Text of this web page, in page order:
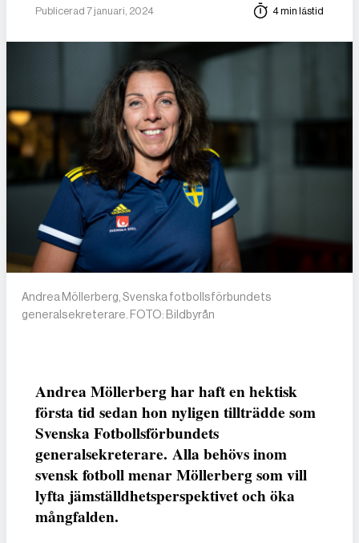
Publicerad 7 januari, 2024 4 min lästid
Andrea Möllerberg, Svenska fotbollsförbundets
generalsekreterare. FOTO: Bildbyrån
Andrea Möllerberg har haft en hektisk
första tid sedan hon nyligen tillträdde som
Svenska Fotbollsförbundets
generalsekreterare. Alla behövs inom
svensk fotboll menar Möllerberg som vill
lyfta jämställdhetsperspektivet och öka
mångfalden.